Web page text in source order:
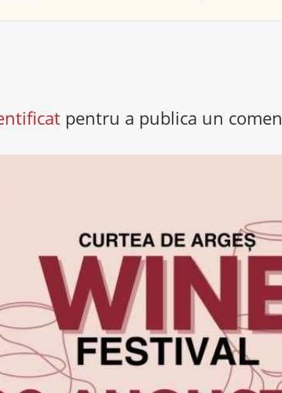
pentru a publica un